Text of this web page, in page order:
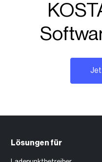
Lösungen für